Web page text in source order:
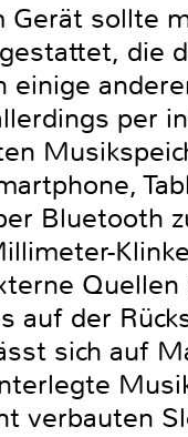
sollte
die
einige
per
Bluetooth
auf der
sich auf
verbauten